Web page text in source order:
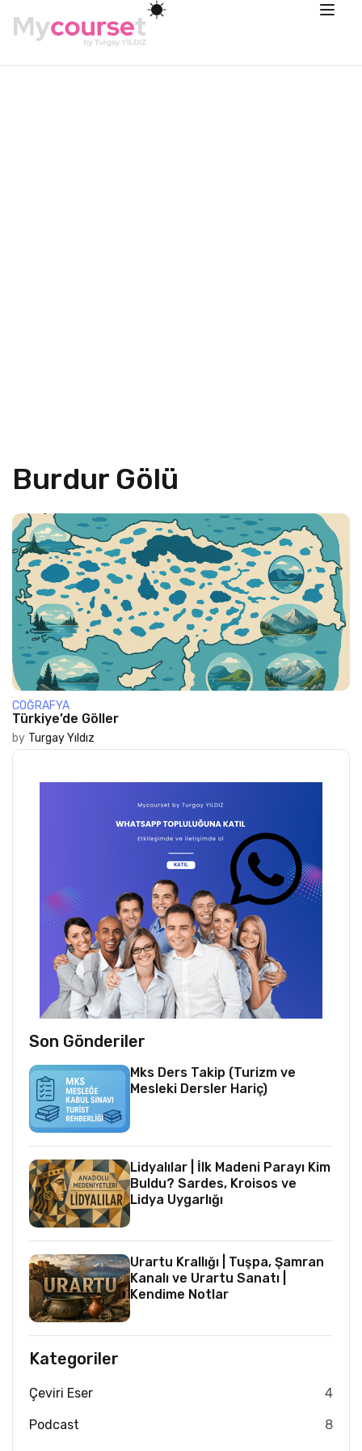
Burdur Gölü
COĞRAFYA
Türkiye’de Göller
by Turgay Yıldız
Son Gönderiler
Mks Ders Takip (Turizm ve
Mesleki Dersler Hariç)
Lidyalılar | İlk Madeni Parayı Kim
Buldu? Sardes, Kroisos ve
Lidya Uygarlığı
Urartu Krallığı | Tuşpa, Şamran
Kanalı ve Urartu Sanatı |
Kendime Notlar
Kategoriler
Çeviri Eser 4
Podcast 8